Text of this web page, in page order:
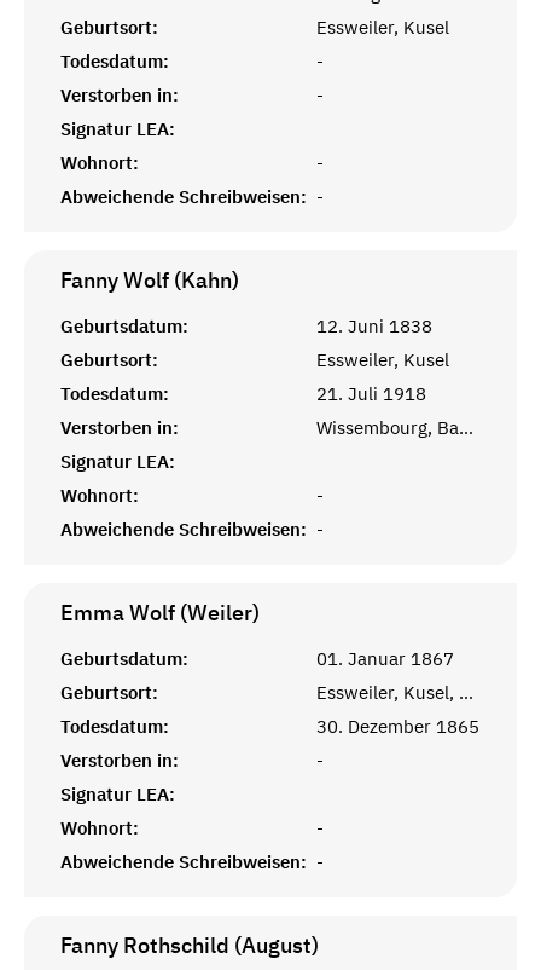
Geburtsort:
Essweiler, Kusel
Todesdatum:
-
Verstorben in:
-
Signatur LEA:
Wohnort:
-
Abweichende Schreibweisen: -
Fanny Wolf (Kahn)
Geburtsdatum:
12. Juni 1838
Geburtsort:
Essweiler, Kusel
Todesdatum:
21. Juli 1918
Verstorben in:
Wissembourg, Bas-Rhin, Alsace
Signatur LEA:
Wohnort:
-
Abweichende Schreibweisen: -
Emma Wolf (Weiler)
Geburtsdatum:
01. Januar 1867
Geburtsort:
Essweiler, Kusel, Pfalz
Todesdatum:
30. Dezember 1865
Verstorben in:
-
Signatur LEA:
Wohnort:
-
Abweichende Schreibweisen: -
Fanny Rothschild (August)